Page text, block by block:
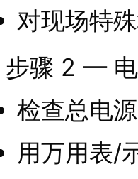
对现场特
步骤 2 —
检查总电
用万用表/